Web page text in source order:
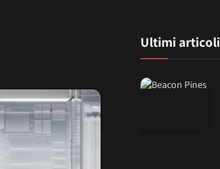
Ultimi articoli